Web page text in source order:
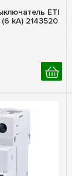
ETI
kA) 2143520